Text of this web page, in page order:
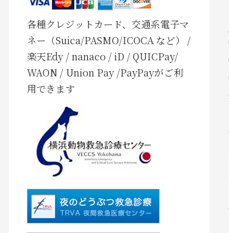
各種クレジットカード、交通系電子マ
ネー（Suica/PASMO/ICOCA など） /
楽天Edy / nanaco / iD / QUICPay/
WAON / Union Pay /PayPayがご利
用できます